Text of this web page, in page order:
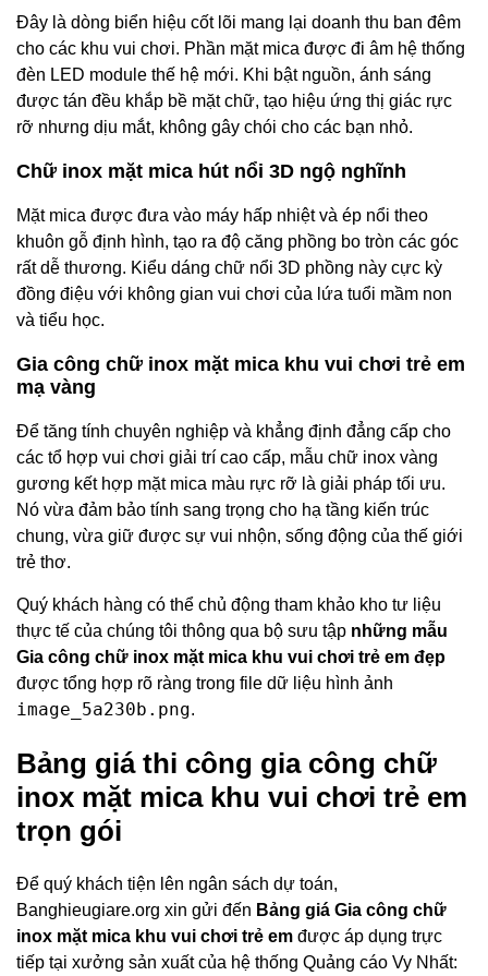
Đây là dòng biển hiệu cốt lõi mang lại doanh thu ban đêm
cho các khu vui chơi. Phần mặt mica được đi âm hệ thống
đèn LED module thế hệ mới. Khi bật nguồn, ánh sáng
được tán đều khắp bề mặt chữ, tạo hiệu ứng thị giác rực
rỡ nhưng dịu mắt, không gây chói cho các bạn nhỏ.
Chữ inox mặt mica hút nổi 3D ngộ nghĩnh
Mặt mica được đưa vào máy hấp nhiệt và ép nổi theo
khuôn gỗ định hình, tạo ra độ căng phồng bo tròn các góc
rất dễ thương. Kiểu dáng chữ nổi 3D phồng này cực kỳ
đồng điệu với không gian vui chơi của lứa tuổi mầm non
và tiểu học.
Gia công chữ inox mặt mica khu vui chơi trẻ em
mạ vàng
Để tăng tính chuyên nghiệp và khẳng định đẳng cấp cho
các tổ hợp vui chơi giải trí cao cấp, mẫu chữ inox vàng
gương kết hợp mặt mica màu rực rỡ là giải pháp tối ưu.
Nó vừa đảm bảo tính sang trọng cho hạ tầng kiến trúc
chung, vừa giữ được sự vui nhộn, sống động của thế giới
trẻ thơ.
Quý khách hàng có thể chủ động tham khảo kho tư liệu
thực tế của chúng tôi thông qua bộ sưu tập những mẫu
Gia công chữ inox mặt mica khu vui chơi trẻ em đẹp
được tổng hợp rõ ràng trong file dữ liệu hình ảnh
image_5a230b.png.
Bảng giá thi công gia công chữ
inox mặt mica khu vui chơi trẻ em
trọn gói
Để quý khách tiện lên ngân sách dự toán,
Banghieugiare.org xin gửi đến Bảng giá Gia công chữ
inox mặt mica khu vui chơi trẻ em được áp dụng trực
tiếp tại xưởng sản xuất của hệ thống Quảng cáo Vy Nhất: